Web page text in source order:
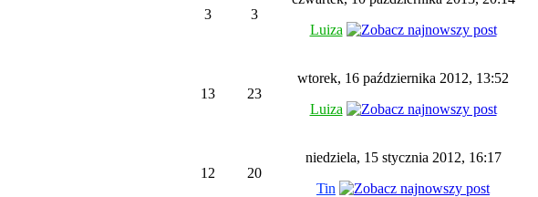
3 3
Luiza
13 23
wtorek, 16 października 2012, 13:52
Luiza
12 20
niedziela, 15 stycznia 2012, 16:17
Tin